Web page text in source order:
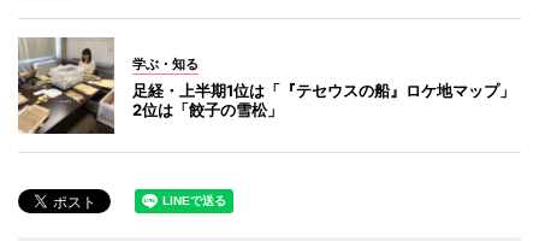
学ぶ・知る
足経・上半期1位は「『テセウスの船』ロケ地マップ」
2位は「餃子の雪松」